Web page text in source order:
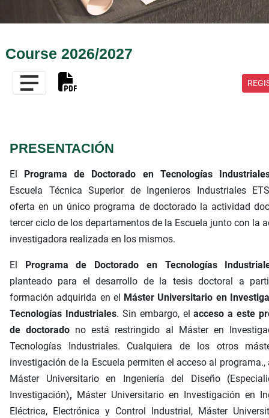
Course 2026/2027
PRESENTACIÓN
El
Programa de Doctorado en Tecnologías
Escuela Técnica Superior de Ingenieros Industriales
oferta en un único programa de doctorado la actividad
tercer ciclo de los departamentos de la Escuela junto con la
investigadora realizada en los mismos.
El
Programa de Doctorado en Tecnologías
planteado para el desarrollo de la tesis doctoral a
formación adquirida en el
Máster Universitario en
Tecnologías Industriales. Sin embargo, elacceso a este
de doctorado no está restringido al Máster en
Tecnologías Industriales. Cualquiera de los otros
investigación de la Escuela permiten el acceso al programa.,
Máster Universitario en Ingeniería del Diseño
Investigación), Máster Universitario en Investigación en
Eléctrica, Electrónica y Control Industrial, Máster